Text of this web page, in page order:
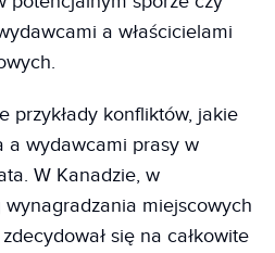
a właścicielami
przykłady konfliktów, jakie
a wydawcami prasy w
W Kanadzie, w
miejscowych
się na całkowite